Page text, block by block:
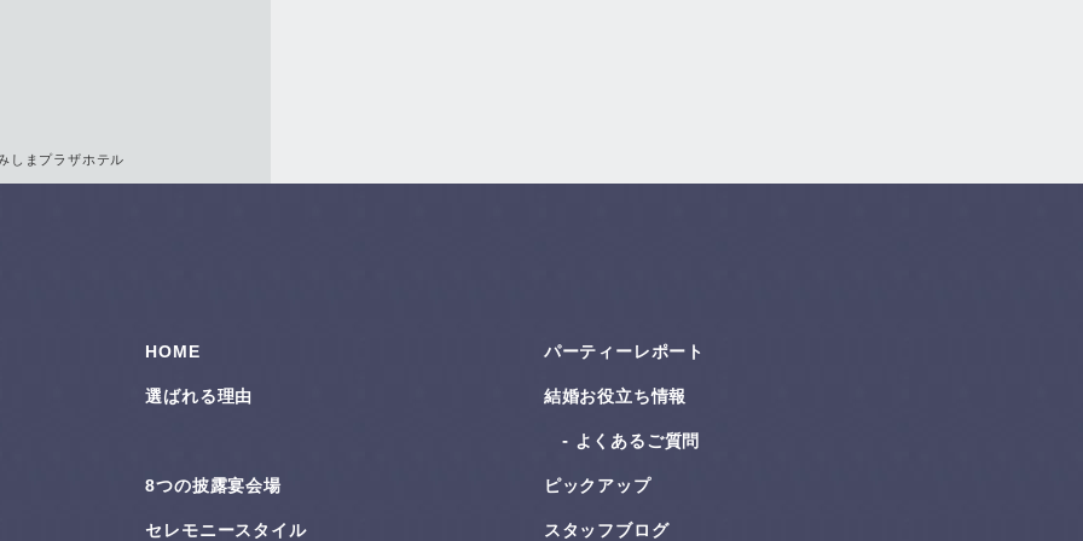
しまプラザホテル
HOME
選ばれる理由
8つの披露宴会場
セレモニースタイル
パーティーレポート
結婚お役⽴ち情報
よくあるご質問
ピックアップ
スタッフブログ